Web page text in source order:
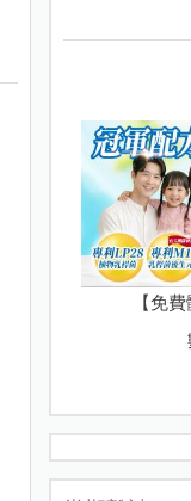
【免